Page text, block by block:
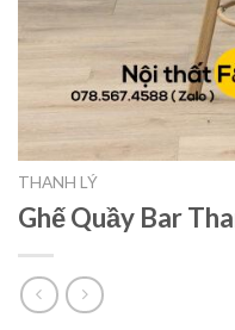
THANH LÝ
Ghế Quầy Bar